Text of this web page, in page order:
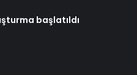
başlatıldı